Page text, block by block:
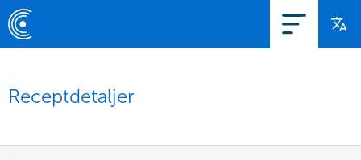
Receptdetaljer